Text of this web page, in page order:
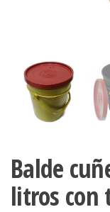
Balde
litros con